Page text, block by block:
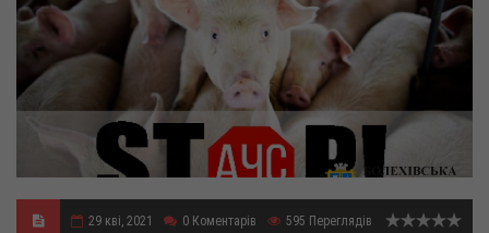
29 кві, 2021 0 Коментарів 595 Переглядів